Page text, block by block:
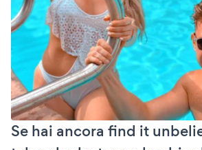
Se hai ancora find it